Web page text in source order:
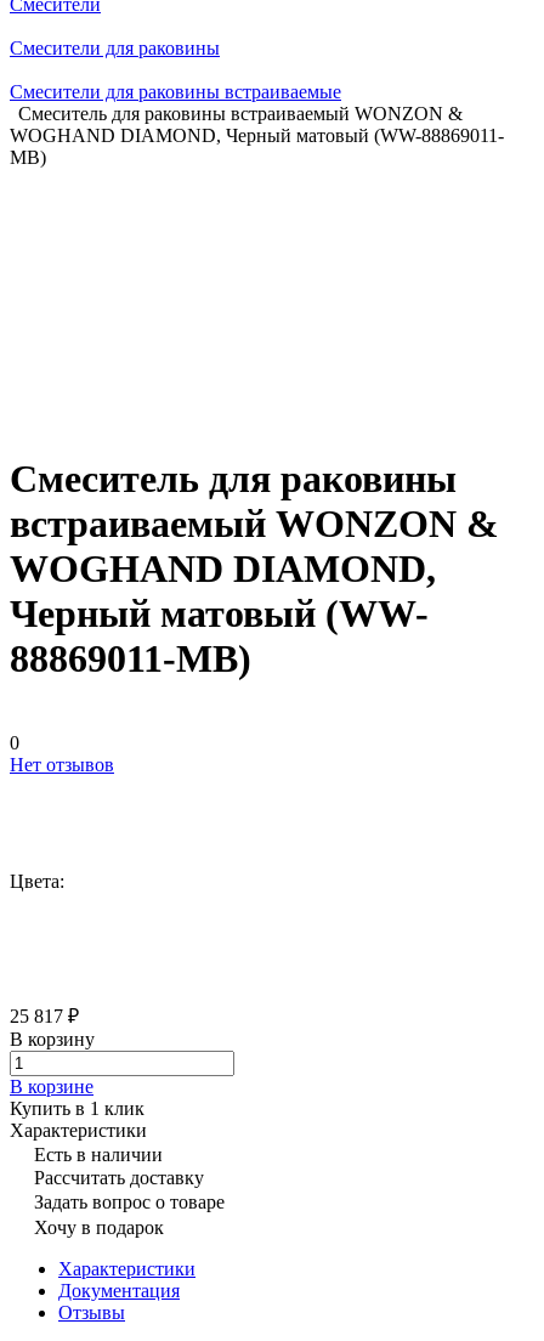
Смесители
Смесители для раковины
Смесители для раковины встраиваемые
Смеситель для раковины встраиваемый WONZON &
WOGHAND DIAMOND, Черный матовый (WW-88869011-
MB)
Смеситель для раковины
встраиваемый WONZON &
WOGHAND DIAMOND,
Черный матовый (WW-
88869011-MB)
0
Нет отзывов
Цвета:
25 817 ₽
В корзину
В корзине
Купить в 1 клик
Характеристики
Есть в наличии
Рассчитать доставку
Задать вопрос о товаре
Хочу в подарок
Характеристики
Документация
Отзывы